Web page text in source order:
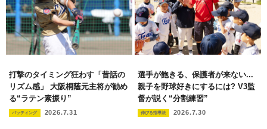
打撃のタイミング狂わす「昔話の
リズム感」 大阪桐蔭元主将が勧め
る“ラテン素振り”
バッティング 2026.7.31
選手が飽きる、保護者が来ない...
親子を野球好きにするには? V3監
督が説く“分割練習”
伸びる指導法 2026.7.30